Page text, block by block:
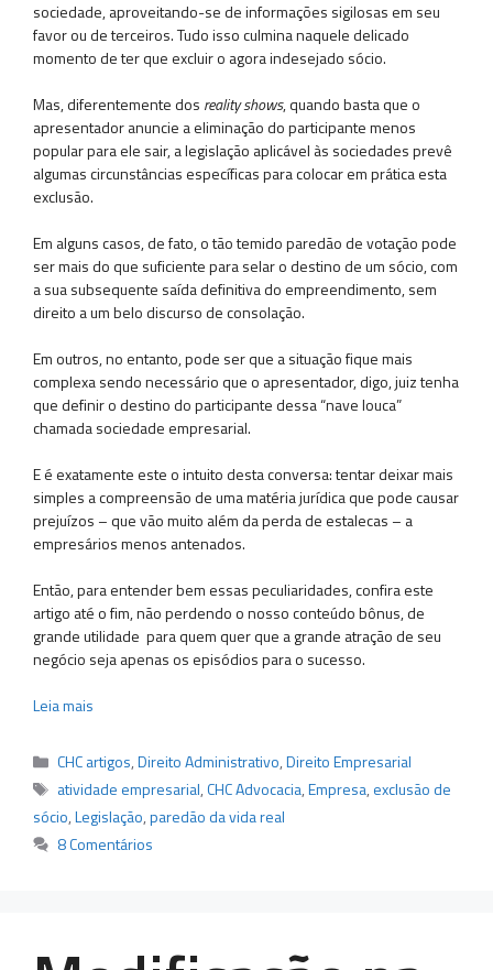
sociedade, aproveitando-se de informações sigilosas em seu
favor ou de terceiros. Tudo isso culmina naquele delicado
momento de ter que excluir o agora indesejado sócio.
Mas, diferentemente dos reality shows, quando basta que o
apresentador anuncie a eliminação do participante menos
popular para ele sair, a legislação aplicável às sociedades prevê
algumas circunstâncias específicas para colocar em prática esta
exclusão.
Em alguns casos, de fato, o tão temido paredão de votação pode
ser mais do que suficiente para selar o destino de um sócio, com
a sua subsequente saída definitiva do empreendimento, sem
direito a um belo discurso de consolação.
Em outros, no entanto, pode ser que a situação fique mais
complexa sendo necessário que o apresentador, digo, juiz tenha
que definir o destino do participante dessa “nave louca”
chamada sociedade empresarial.
E é exatamente este o intuito desta conversa: tentar deixar mais
simples a compreensão de uma matéria jurídica que pode causar
prejuízos – que vão muito além da perda de estalecas – a
empresários menos antenados.
Então, para entender bem essas peculiaridades, confira este
artigo até o fim, não perdendo o nosso conteúdo bônus, de
grande utilidade para quem quer que a grande atração de seu
negócio seja apenas os episódios para o sucesso.
Leia mais
Categorias
CHC artigos,Direito Administrativo,Direito Empresarial
Tags
atividade empresarial,CHC Advocacia,Empresa, exclusão de
sócio,Legislação,paredão da vida real
8 Comentários